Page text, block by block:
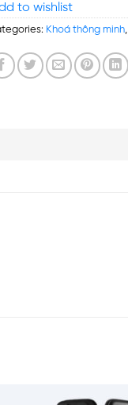
to wishlist
Khoá thông minh,